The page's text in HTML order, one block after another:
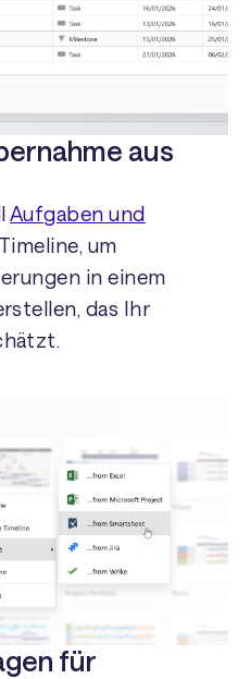
aus
Aufgaben und
um
in einem
das Ihr
für